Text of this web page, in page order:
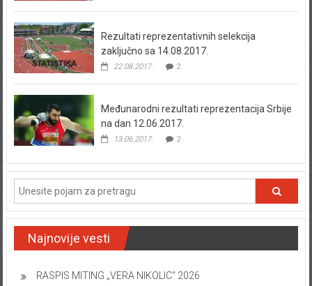
Rezultati reprezentativnih selekcija
zaključno sa 14.08.2017.
22.08.2017. 2
Međunarodni rezultati reprezentacija Srbije
na dan 12.06.2017.
13.06.2017. 2
Najnovije vesti
RASPIS MITING „VERA NIKOLIC“ 2026